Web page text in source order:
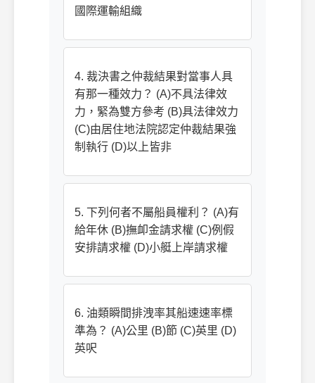
國際運輸組織
4. 裁決書之仲裁結果對當事人具
有那一種效力？ (A)不具法律效
力，緊為雙方參考 (B)具法律效力
(C)由居住地法院認定仲裁結果強
制執行 (D)以上皆非
5. 下列何者不屬船員權利？ (A)有
給年休 (B)撫卹金請求權 (C)例假
安排請求權 (D)小艇上岸請求權
6. 油類瞬間排洩率其船速速率標
準為？ (A)公里 (B)節 (C)英里 (D)
英呎